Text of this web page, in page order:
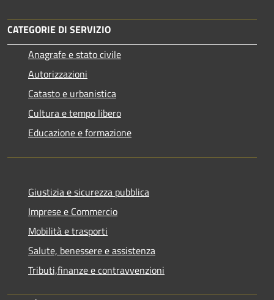
CATEGORIE DI SERVIZIO
Anagrafe e stato civile
Autorizzazioni
Catasto e urbanistica
Cultura e tempo libero
Educazione e formazione
Giustizia e sicurezza pubblica
Imprese e Commercio
Mobilità e trasporti
Salute, benessere e assistenza
Tributi,finanze e contravvenzioni